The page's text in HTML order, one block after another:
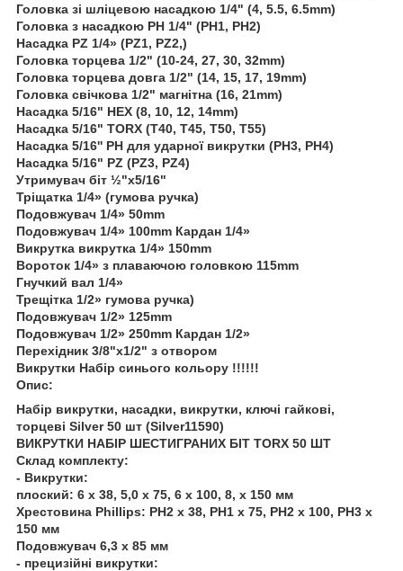
Головка зі шліцевою насадкою 1/4" (4, 5.5, 6.5mm)
Головка з насадкою PH 1/4" (PH1, PH2)
Насадка PZ 1/4» (PZ1, PZ2,)
Головка торцева 1/2" (10-24, 27, 30, 32mm)
Головка торцева довга 1/2" (14, 15, 17, 19mm)
Головка свічкова 1/2" магнітна (16, 21mm)
Насадка 5/16" HEX (8, 10, 12, 14mm)
Насадка 5/16" TORX (T40, T45, T50, T55)
Насадка 5/16'' PH для ударної викрутки (PH3, PH4)
Насадка 5/16" PZ (PZ3, PZ4)
Утримувач біт ½"х5/16"
Тріщатка 1/4» (гумова ручка)
Подовжувач 1/4» 50mm
Подовжувач 1/4» 100mm Кардан 1/4»
Викрутка викрутка 1/4» 150mm
Вороток 1/4» з плаваючою головкою 115mm
Гнучкий вал 1/4»
Трещітка 1/2» гумова ручка)
Подовжувач 1/2» 125mm
Подовжувач 1/2» 250mm Кардан 1/2»
Перехідник 3/8"х1/2" з отвором
Викрутки Набір синього кольору !!!!!!
Опис:
Набір викрутки, насадки, викрутки, ключі гайкові,
торцеві Silver 50 шт (Silver11590)
ВИКРУТКИ НАБІР ШЕСТИГРАНИХ БІТ TORX 50 ШТ
Склад комплекту:
- Викрутки:
плоский: 6 x 38, 5,0 x 75, 6 x 100, 8, x 150 мм
Хрестовина Phillips: PH2 x 38, PH1 x 75, PH2 x 100, PH3 x
150 мм
Подовжувач 6,3 x 85 мм
- прецизійні викрутки: